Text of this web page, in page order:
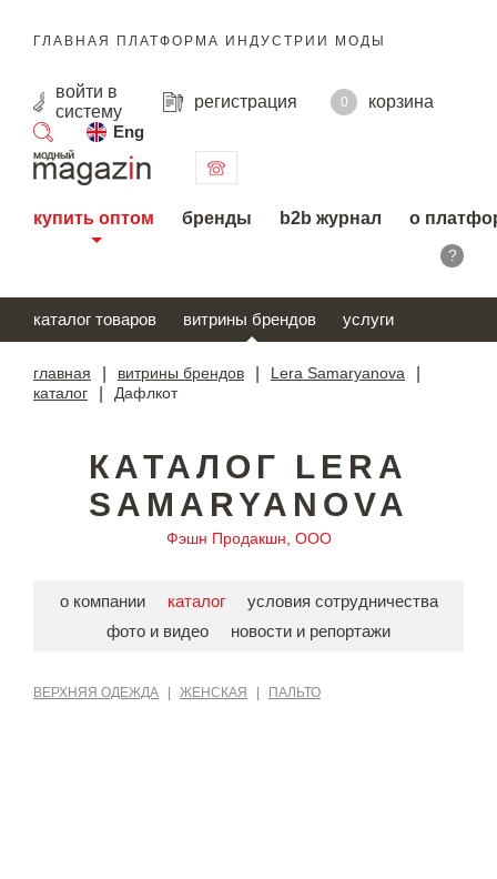
ГЛАВНАЯ ПЛАТФОРМА ИНДУСТРИИ МОДЫ
войти в
систему
регистрация 0
корзина
Eng
поиск
купить оптом бренды b2b журнал о
?
каталог товаров витрины брендов услуги
главная витрины брендов Lera Samaryanova
каталог Дафлкот
КАТАЛОГ LERA
SAMARYANOVA
Фэшн Продакшн, ООО
о компании каталог
условия сотрудничества
фото и видео
новости и репортажи
ВЕРХНЯЯ ОДЕЖДА ЖЕНСКАЯ ПАЛЬТО